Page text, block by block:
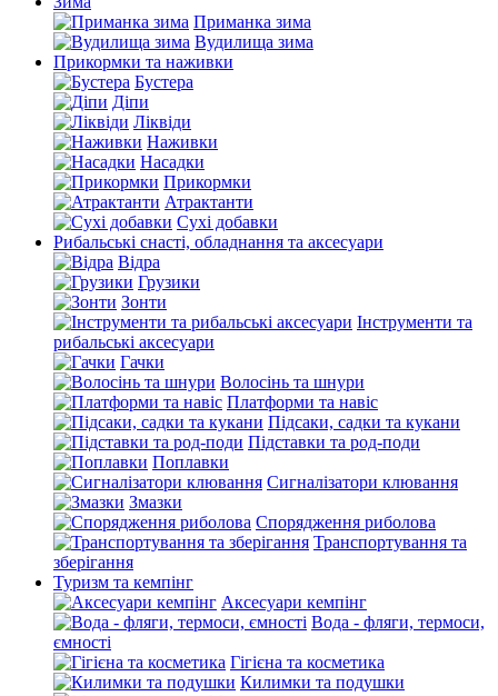
Приманка зима
Вудилища зима
Прикормки та наживки
Бустера
Діпи
Ліквіди
Наживки
Насадки
Прикормки
Атрактанти
Сухі добавки
Рибальські снасті, обладнання та аксесуари
Відра
Грузики
Зонти
Інструменти та
рибальські аксесуари
Гачки
Волосінь та шнури
Платформи та навіс
Підсаки, садки та кукани
Підставки та род-поди
Поплавки
Сигналізатори клювання
Змазки
Спорядження риболова
Транспортування та
зберігання
Туризм та кемпінг
Аксесуари кемпінг
Вода - фляги, термоси,
ємності
Гігієна та косметика
Килимки та подушки